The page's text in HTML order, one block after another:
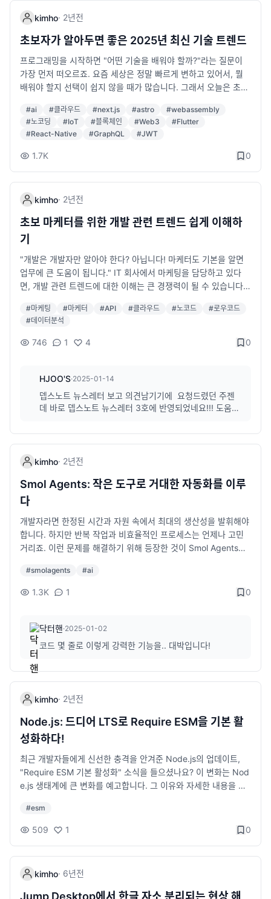
다면 기능 기획, 디자인, 개발 간의 갭을 줄이고 더욱 원활한 협업
이 가능해집니다. 기획자라면 API와 데이터 구조를 이해하며 현실
적인 요구 사항을 정리할 수 있습니다. 디자이너라면 CSS, HTM
이해할 수 있습니다. 마케터라면 웹사이트 최적화 및 데이터 분석
을 위해 간단한 코드 수정이 가능해집니다. 2. 업무 자동화로 시간
을 절약할 수 있습니다 ⏳ 개발을 배우면 반복적인 업무를 자동화
이나 자바스트립트를 활용하여 데이터 수집 및 분석을 자동화할
수 있고, 디자이너는 피그마 플러그인이나 스크립트를 활용해 디
크립트를 통해 테스트 데이터를 생성할 수도 있습니다. 마케터: 구
글 시티와 스크립트 기능을 활용한 데이터 자동화 디자이너: CSS
와 자바스크립트를 활용하여 인터랙션이 있는 프로토타입 제작 기
획자: 웹 크롤링을 이용하여 시장 조사 자동화 3. 디지털 마케팅 및
데이터 분석 역량 강화 📈 마케터가 개발을 알게 되면 SEO 최적
화, A/B 테스트, 데이터 분석 등의 업무에서 경쟁력을 갖출 수 있
습니다. 간단한 HTML, CSS 수정이 가능하면 웹사이트 최적화가
수 있습니다. 구글 애널리틱스, 페이스북 픽셀, GTM(Google Tag
Manager) 같은 마케팅 툴도 더욱 효과적으로 활용할 수 있습니
다. 웹사이트 SEO 최적화를 위한 메타 태그 선정 및 수정 구글 애
널리틱스 이벤트 트래킹 코드을 직접 추가 자바스크립트를 활용하
여 사용자 행동 분석 데이터 수집 기법 적용 4. 프로토타입 제작 및
제 코딩 없이도 노코드 툴을 활용하여 프로토타입을 제작하고 테
할 수 있습니다. 노코드나 로우코드 도구를 이용하여 프로토타입
제작 간단한 HTML/CSS/자바스크립트를 배워서 직접 웹 프로토
타입 제작 5. 개발 지식이 경력 확장에 도움이 됩니다 🚀 IT 산업
기획자가 개발을 배우면 **PM(프로덕트 매니저)이나 PO(프로덕
엔지니어, 인터랙션 디자이너로 발전할 수 있습니다. 마케터 또한
개발 지식을 활용하여 그로스 해킹, 데이터 마케팅 전문가로 성장
할 수 있습니다. 기획자 → PO/PM으로 커리어 확장 디자이너 →
UI/UX 엔지니어, 프론트엔드 개발자로 확장 마케터 → 데이터 기
반 마케팅 및 퍼포먼스 마케터로 성장 6. 스타트업 환경에서 더욱
가치 있는 인재가 됩니다 🌟 특히 스타트업에서는 멀티 플레이어
가 중요합니다. 개발뿐만 아니라 기획, 디자인, 마케팅까지 어느 정
도 다룰 수 있는 사람은 채용 시장에서 더욱 경쟁력을 가질 수 있는
건 당연한 얘기입니다. 개발 지식이 있다면 스타트업에서 빠르게
서 개발팀과 협업 없이 웹사이트/랜딩 페이지 제작 가능 성장 단계
에서 다양한 역할을 수행하며 더욱 많은 기회 확보 7. 개인 프로젝
트를 직접 실행할 수 있습니다 ✨ 기획자, 마케터, 디자이너가 개
발을 배우면 자신만의 아이디어를 현실화할 수 있습니다. 더 이상
개발자에게 의존하지 않고 직접 웹사이트나 간단한 앱을 만들고
운영할 수 있으며, 사이드 프로젝트를 통해 수익을 창출할 수도 있
습니다. 개인 블로그, 포트폴리오 웹사이트를 직접 제작 가능 간단
한 사이드 프로젝트로 서비스 런칭 및 운영 크지 않더라도 개발을
활용한 프리랜서 및 부업 기회 확대 요약 마케터, 디자이너, 기획자
가 개발을 배우면 협업이 쉬워지고, 업무 자동화가 가능하며, 더 나
아가 새로운 커리어 기회를 얻을 수 있습니다. 특히, IT 산업에서
경쟁력을 갖추려면 개발 지식이 필수적인 역량이 되어가고 있습니
다. 단순히 개발자가 되지 않더라도, 기본적인 프로그래밍 개념을
이해하고 활용할 줄 아는 것이 큰 강점이 될 것입니다.
kimho· 2년전
초보자가 알아두면 좋은 2025년 최신 기술 트렌드
프로그래밍을 시작하면 "어떤 기술을 배워야 할까?"라는 질문이
가장 먼저 떠오르죠. 요즘 세상은 정말 빠르게 변하고 있어서, 뭘
배워야 할지 선택이 쉽지 않을 때가 많습니다. 그래서 오늘은 초보
려고 해요. 이 글을 보면서 앞으로 어떤 기술을 배우고 싶은지 한번
고민해보세요! 1. AI와 머신러닝: 어디에나 쓰이는 기술 요즘 AI는
정말 안 쓰이는 데가 없어요. 웹, 앱, 게임, 헬스케어 등 어디에서나
쓰이고 있죠. 머신러닝을 배우면 데이터를 분석하거나 자동으로
수 있나요? 온라인 쇼핑몰에서 개인 맞춤형 상품 추천 시스템을 만
들거나, 교통 데이터를 분석해 최적의 경로를 제공하는 네비게이
션 시스템을 구축하거나, 이미지 분류를 통해 품질 검사를 자동화
할 수도 있어요. 간단한 예제: 머신러닝 모델 만들기 (Python) fro
m sklearn.datasets import load_iris from sklearn.model_sel
ection import train_test_split from sklearn.ensemble import
RandomForestClassifier # 데이터셋 로드 iris = load_iris() X_tr
ain, X_test, y_train, y_test = train_test_split(iris.data, iris.tar
get, test_size=0.3, random_state=42) # 모델 학습 model =
도 확인 accuracy = model.score(X_test, y_test) print(f"모델
정확도: {accuracy * 100:.2f}%") 위 코드는 간단하게 머신러닝
모델을 만들어 데이터를 학습시키고, 얼마나 잘 학습했는지 확인
우드라는 말을 많이 들어보셨을 거예요. AWS, Google Cloud 같
은 서비스들인데, 쉽게 말하면 인터넷에 있는 가상의 컴퓨터를 빌
려서 작업하는 거라고 생각하면 돼요. 회사들이 서버를 직접 운영
어디에 쓸까요? 간단한 웹사이트를 호스팅하거나, 데이터를 안전
하게 저장하거나, AI 모델을 클라우드에서 돌려보는 데 사용합니
다. 직접 해보기: 정적 웹사이트 호스팅 1. AWS S3에 버킷을 만들
이터를 저장하고 관리할 수 있는 클라우드 기반 서비스입니다.) 2.
정적 웹사이트 옵션을 활성화하세요. 3. HTML 파일을 업로드하
와 Astro React를 들어보셨다면 Next.js는 아마 익숙할 거예요.
Next.js는 SEO(검색엔진 최적화)와 서버사이드 렌더링(SSR) 같
은 기능을 추가한 React 기반 프레임워크예요. Astro는 정적 사이
트에 특화된 새로운 도구인데, 빠르고 가볍게 웹사이트를 만드는
케이션에 적합하고, Astro는 블로그나 포트폴리오 같은 정적 사이
p my-next-project cd my-next-project npm run dev 위 명
령어를 실행하면 기본적인 Next.js 프로젝트가 생성됩니다. 한 번
실행해보고 직접 페이지를 만들어보세요! 4. WebAssembly(WA
SM): 브라우저 속도를 높이는 비밀 무기 브라우저에서 게임처럼
고성능 앱을 실행하려면 속도가 중요하잖아요? WebAssembly는
코드를 브라우저에서 빠르게 실행할 수 있도록 도와줘요. 왜 Web
Assembly가 빠를까요? 일반 웹페이지는 JavaScript로 동작하는
데, JavaScript는 해석(interpreted) 언어라 브라우저가 실행할
때 속도가 느릴 수 있어요. 반면 WebAssembly는 미리 컴파일된
코드(binary 형식)로, 브라우저가 더 빠르게 실행할 수 있습니다.
그래서 고성능이 필요한 애플리케이션에 적합한 거죠. 직접 해보
기: Rust로 WASM 빌드 Rust를 설치합니다: curl --proto '=http
s' --tlsv1.2 -sSf https://sh.rustup.rs | sh wasm-pack을 설치
하세요: cargo install wasm-pack Rust 코드를 WebAssembly
들기 코딩을 못해도 앱을 만들 수 있다면? Bubble이나 Webflow
같은 도구들은 코딩 없이도 쉽게 앱이나 웹사이트를 만들 수 있게
작에는 최고예요. 추천 도구 Bubble: 앱 제작. Webflow: 웹사이
#ai #클라우드 #next.js #astro #webassembly
#노코딩 #IoT #블록체인 #Web3 #Flutter
#React-Native #GraphQL #JWT
1.7K 0
kimho· 2년전
초보 마케터를 위한 개발 관련 트렌드 쉽게 이해하
기
"개발은 개발자만 알아야 한다? 아닙니다! 마케터도 기본을 알면
업무에 큰 도움이 됩니다." IT 회사에서 마케팅을 담당하고 있다
면, 개발 관련 트렌드에 대한 이해는 큰 경쟁력이 될 수 있습니다.
발 트렌드와 기본 개념을 알기 쉽게 정리해보았습니다. 1. API란
무엇일까? API(Application Programming Interface)는 프로그
램과 프로그램이 서로 대화할 수 있게 도와주는 '언어'라고 생각하
google.com/static/maps/documentation/urls/images/dir-bi
cycling-seattle.png?hl=ko" alt="구글 지도 API를 이용하여 경
로를 표시하는 예" style="max-width: 600px; width: 100%; h
앱에서 주문하면, 이 정보는 배달 업체와 음식점의 시스템으로 전
달되죠. 이때 API가 정보를 주고받는 역할을 해요. 소셜 미디어 연
결: 다른 앱에서 "Google로 로그인" 또는 "Facebook 계정으로
다면?: "우리 API는 빠르고 안정적이며, 다양한 플랫폼과 연동 가
능!" 추가 팁 API 문서 읽기: 마케터도 API 문서를 읽어 기본 기능
자사의 API가 고객 문제를 해결한 성공 사례를 발굴하세요. REST
API와 GraphQL 이해하기: REST는 가장 기본적인 API 방식이고,
GraphQL은 더욱 유연한 데이터 요청을 가능하게 해줍니다. 2. 클
라우드 서비스: 더 이상 내 서버는 필요 없다? 과거에는 회사가 자
를 사용해요. 클라우드는 인터넷을 통해 데이터와 프로그램을 저
034512a1c5/ca3d678a-cbfc-4c9c-bc79-9d3be9fb907e/
AWS-Cloud.png?format=2500w" alt="AWS 클라우드 서비스
사용" style="max-width: 600px; width: 100%; height: aut
o;"> 클라우드의 장점 비용 절감: 필요한 만큼만 쓰고, 쓰는 만큼
요. 유연성: 언제 어디서나 데이터에 접근 가능. 클라우드 활용 사
밍 서비스: Netflix 같은 플랫폼은 클라우드를 통해 대량의 데이터
를 안정적으로 제공. 마케터가 홍보한다면? "우리 서비스는 AWS
기반으로, 확장성과 안정성을 보장합니다!" 추가 팁 클라우드 서비
스 비교하기: AWS, Azure, Google Cloud의 주요 차이점을 이해
하면 고객과 대화할 때 설득력이 높아져요. 클라우드와 보안문제:
클라우드 사용의 장점과 함께 데이터 보안 문제를 어떻게 해결하
는지 강조하세요. 3. 노코드(No-Code)와 로우코드(Low-Code):
수 있는 도구가 많아요. Wix, Bubble 같은 플랫폼이 대표적이에
요. 비개발자가 간단한 웹사이트나 앱을 만들고 싶을 때 유용합니
다. <img src="https://img1.daumcdn.net/thumb/R1280x
0/?fname=http://t1.daumcdn.net/brunch/service/user/cIu
#마케팅 #마케터 #API #클라우드 #노코드 #로우코드
#데이터분석
746 1 4 0
HJOO'S·2025-01-14
뎁스노트 뉴스레터 보고 의견남기기에 요청드렸던 주젠
데 바로 뎁스노트 뉴스레터 3호에 반영되었네요!!! 도움되
kimho· 2년전
Smol Agents: 작은 도구로 거대한 자동화를 이루
다
개발자라면 한정된 시간과 자원 속에서 최대의 생산성을 발휘해야
합니다. 하지만 반복 작업과 비효율적인 프로세스는 언제나 고민
거리죠. 이런 문제를 해결하기 위해 등장한 것이 Smol Agents입
를 생성할 수 있는 프레임워크입니다. 특히 Hugging Face의 블
로그에서 말하는 Smol Agents는 오픈 소스 기반으로 누구나 쉽
습니다. Smol Agents란 무엇인가요? Smol Agents는 Hugging
Face에서 개발한 프레임워크로, 다양한 API와 시스템을 간단하게
연결하여 자동화 작업을 처리하는 데 최적화되어 있습니다. 간단
히 말해, "작지만 강력한" 에이전트를 생성할 수 있는 도구입니다.
주요 특징은 다음과 같습니다. 경량화된 코드: 복잡한 설정 없이 몇
줄의 코드만으로 실행 가능합니다. 오픈 소스: 누구나 다운로드하
고 수정 및 확장 가능. 다양한 API 통합: OpenAI API, Google Ca
lendar 등과 손쉽게 연동. 사용 사례: Smol Agents로 작업 간소
화하기 Smol Agents의 주요 활용 예시는 일정 관리입니다. 예를
으로 일정을 추가할 수 있습니다. from smol_agents import Sm
olAgent agent = SmolAgent("google_calendar") agent.exe
cute("내일 오후 3시에 '팀 미팅' 일정 추가해줘") 위 코드 한 줄이
nts의 동작 방식 Smol Agents는 LLM(Large Language Mode
l)과 사전 정의된 도구 세트를 기반으로 작동합니다. 개발자가 자연
I 호출을 통해 명령을 실행합니다. 예를 들어, 사용자가 "다음 주
화요일 오후 2시에 회의 일정 등록"이라고 입력합니다. Smol Age
nts는 자연어를 분석하고 Google Calendar API를 호출합니다.
결과적으로 일정이 등록됩니다. 이처럼 복잡한 작업을 간단히 처
#smolagents #ai
1.3K 1 0
닥터핸·2025-01-02
코드 몇 줄로 이렇게 강력한 기능을.. 대박입니다!
kimho· 2년전
Node.js: 드디어 LTS로 Require ESM을 기본 활
성화하다!
최근 개발자들에게 신선한 충격을 안겨준 Node.js의 업데이트,
"Require ESM 기본 활성화" 소식을 들으셨나요? 이 변화는 Nod
e.js 생태계에 큰 변화를 예고합니다. 그 이유와 자세한 내용을 함
8 버전부터 ESM(ECMAScript Module)을 공식적으로 지원했지
만, 여전히 CommonJS 방식과 병행해야 했습니다. 이제는 LTS
기본 활성화 ESM은 JavaScript의 표준 모듈 시스템으로, Comm
onJS보다 빠르고 현대적인 방식입니다. 브라우저 환경에서도 사
용되는 표준이므로 서버와 클라이언트 간 일관성을 유지할 수 있
#esm
509 1 0
kimho· 6년전
Jump Desktop에서 한글 자소 분리되는 현상 해